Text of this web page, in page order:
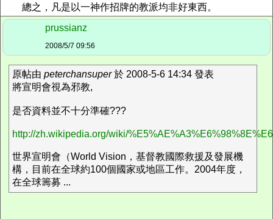
總之，凡是以一神作招牌的教派均非好東西。
prussianz
2008/5/7 09:56
原帖由 peterchansuper於 2008-5-6 14:34 發表
將宣明會視為邪教,
是否資料並不十分準確???
http://zh.wikipedia.org/wiki/
世界宣明會（World Vision，基督教國際救援及發展機
構，目前在全球約100個國家或地區工作。2004年度，
在全球籌募 ...